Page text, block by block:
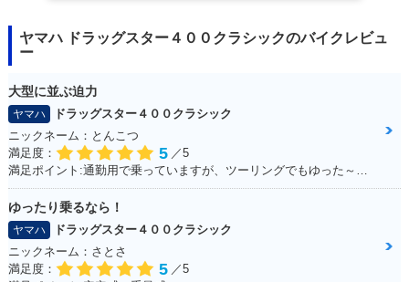
2001年 DragStar C
lassic 400・マイナ
ーチェンジ
1999年 DragStar C
lassic 400・カラー
チェンジ
ヤマハ ドラッグスター４００クラシックのバイクレビュ
ー
大型に並ぶ迫力
ヤマハ
ドラッグスター４００クラシック
ニックネーム：とんこつ
満足度：
5 ／5
満足ポイント:通勤用で乗っていますが、ツーリングでもゆった～り走るのに最適です。 車体は230～240kgと重いですが、座ったときの足つきも良く、走り出すと非常に安定感があり快適。 カスタムパーツも豊富で、バイクをいじりたい方は楽しめると思います。 収納は付いていないので、サイドバッグ等を取り付けて乗ると良いです。 クラシックタイプはシャフトドライブになっていて、メンテナンスが苦手な方にもオススメ。 大型に負けないフォルムなので「ハーレーに乗りたいけど中免しか持ってない。。」と言う方は是非！
ゆったり乗るなら！
ヤマハ
ドラッグスター４００クラシック
ニックネーム：さとさ
満足度：
5 ／5